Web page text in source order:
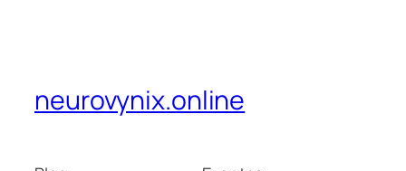
neurovynix.online